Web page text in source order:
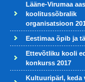
Lääne-Virumaa
koolitussõbralik
organisatsioon
Eestimaa õpib ja
Ettevõtliku kooli
konkurss 2017
Kultuuripärl, keda